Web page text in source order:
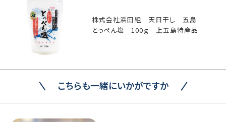
株式会社浜田組 天日干し 五島
とっぺん塩 100ｇ 上五島特産品
こちらも一緒にいかがですか